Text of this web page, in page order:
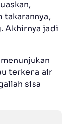
takarannya,
Akhirnya jadi
terkena air
sisa